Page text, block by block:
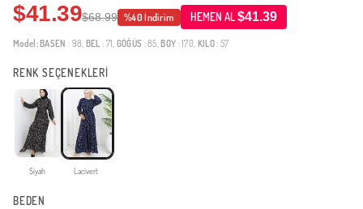
$41.39$68.99 %40 İndirim HEMEN AL$41.39
Model: BASEN : 98, BEL : 71, GÖĞÜS : 85, BOY : 170, KILO: 57
RENK SEÇENEKLERİ
Siyah Lacivert
BEDEN